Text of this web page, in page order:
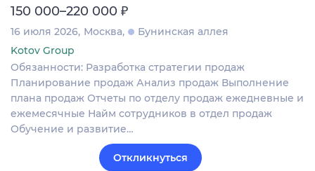
150 000–220 000 ₽
16 июля 2026 Москва
Бунинская аллея
Kotov Group
Обязанности: Разработка стратегии продаж
Планирование продаж Анализ продаж Выполнение
плана продаж Отчеты по отделу продаж ежедневные и
ежемесячные Найм сотрудников в отдел продаж
Обучение и развитие…
Откликнуться